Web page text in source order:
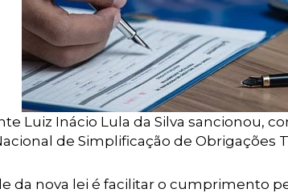
Luiz Inácio Lula da Silva sancionou,
de Simplificação de Obrigações
da nova lei é facilitar o cumprimento